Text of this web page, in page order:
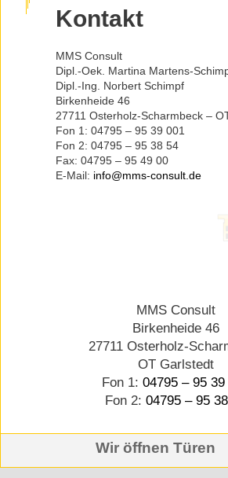
Kontakt
MMS Consult
Dipl.-Oek. Martina Martens-
Dipl.-Ing. Norbert Schimpf
Birkenheide 46
27711 Osterholz-Scharmbeck –
Fon 1: 04795 – 95 39 001
Fon 2: 04795 – 95 38 54
Fax: 04795 – 95 49 00
E-Mail: info@mms-consult.de
MMS Consult
Birkenheide 46
27711 Osterholz-
OT Garlstedt
Fon 1: 04795 – 95 39
Fon 2: 04795 – 95
Wir öffnen Türen